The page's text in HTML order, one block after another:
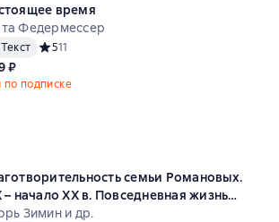
время
Федермессер
Текст Средний рейтинг 5 на основе 11 оценок
511
₽
по подписке
семьи Романовых.
– начало XX в. Повседневная жизнь
императорского двора
Зимин и др.